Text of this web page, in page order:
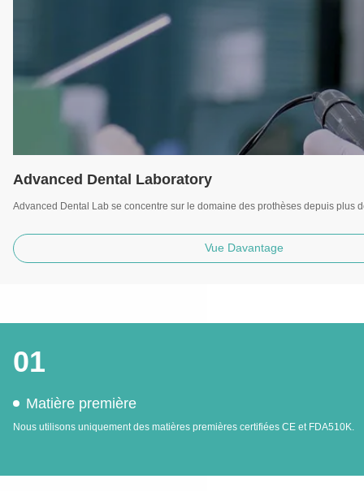
Advanced Dental Laboratory
Advanced Dental Lab se concentre sur le domaine des prothèses depuis
Vue Davantage
01
Matière première
Nous utilisons uniquement des matières premières certifiées CE et FDA510K.